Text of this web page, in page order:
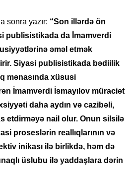
sonra yazır: “Son illərdə ön
publisistikada da İmamverdi
əməl etmək
Siyasi publisistikada bədiilik
mənasında xüsusi
İmamverdi İsmayılov müraciət
daha aydın və cazibəli,
etdirməyə nail olur. Onun silsilə
proseslərin reallıqlarının və
inikası ilə birlikdə, həm də
üslubu ilə yaddaşlara dərin